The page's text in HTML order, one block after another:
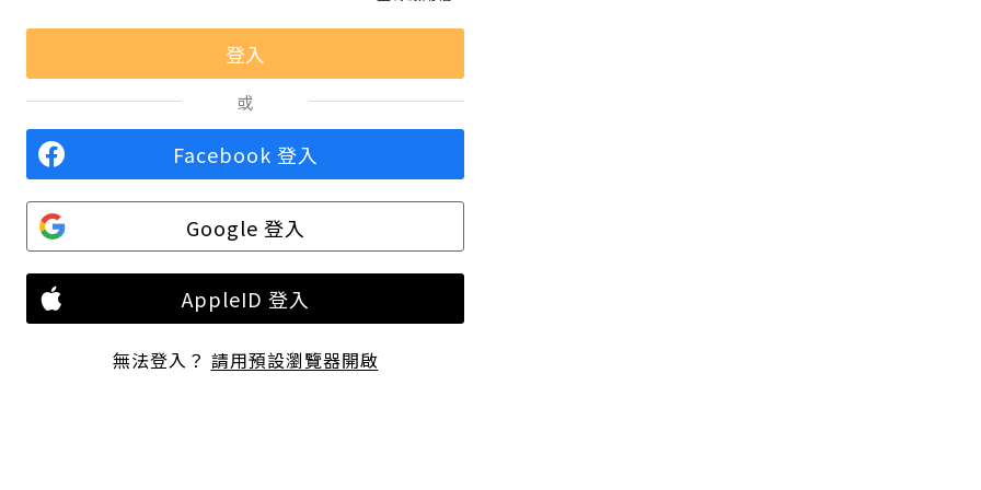
或
Facebook 登入
Google 登入
AppleID 登入
無法登入？ 請用預設瀏覽器開啟